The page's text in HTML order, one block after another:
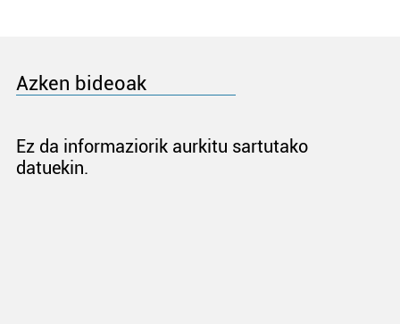
Azken bideoak
Ez da informaziorik aurkitu sartutako
datuekin.